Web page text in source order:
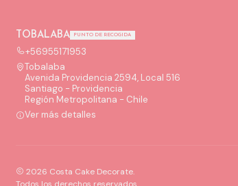
TOBALABA PUNTO DE RECOGIDA
+56955171953
Tobalaba
Avenida Providencia 2594, Local 516
Santiago - Providencia
Región Metropolitana - Chile
Ver más detalles
2026 Costa Cake Decorate.